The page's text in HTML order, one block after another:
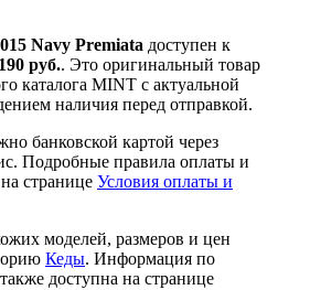
Navy Premiata доступен к
руб.. Это оригинальный товар
каталога MINT с актуальной
наличия перед отправкой.
банковской картой через
Подробные правила оплаты и
странице Условия оплаты и
моделей, размеров и цен
Кеды. Информация по
доступна на странице